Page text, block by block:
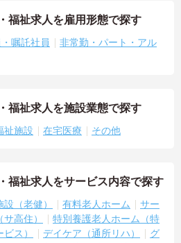
福祉求人を雇用形態で探す
嘱託社員
非常勤・パート・アル
福祉求人を施設業態で探す
祉施設 在宅医療 その他
福祉求人をサービス内容で探す
（老健） 有料老人ホーム
サー
高住）
特別養護老人ホーム（特
ス） デイケア（通所リハ）
グ